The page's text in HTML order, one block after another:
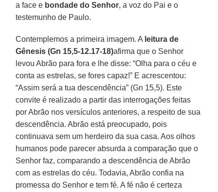
a face e bondade do Senhor, a voz do Pai e o
testemunho de Paulo.
Contemplemos a primeira imagem. A leitura de
Gênesis (Gn 15,5-12.17-18)afirma que o Senhor
levou Abrão para fora e lhe disse: “Olha para o céu e
conta as estrelas, se fores capaz!” E acrescentou:
“Assim será a tua descendência” (Gn 15,5). Este
convite é realizado a partir das interrogações feitas
por Abrão nos versículos anteriores, a respeito de sua
descendência. Abrão está preocupado, pois
continuava sem um herdeiro da sua casa. Aos olhos
humanos pode parecer absurda a comparação que o
Senhor faz, comparando a descendência de Abrão
com as estrelas do céu. Todavia, Abrão confia na
promessa do Senhor e tem fé. A fé não é certeza